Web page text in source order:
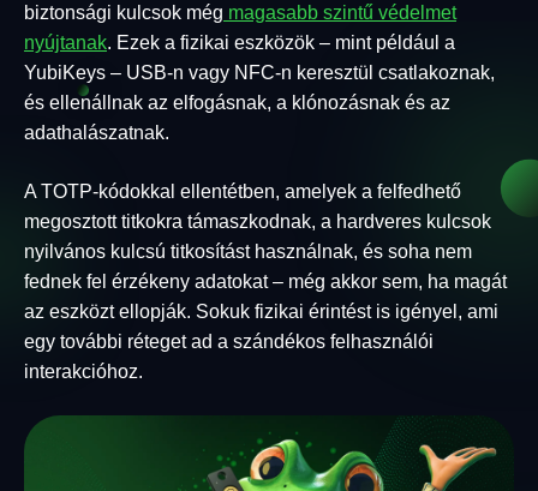
biztonsági kulcsok még magasabb szintű védelmet
nyújtanak. Ezek a fizikai eszközök – mint például a
YubiKeys – USB-n vagy NFC-n keresztül csatlakoznak,
és ellenállnak az elfogásnak, a klónozásnak és az
adathalászatnak.
A TOTP-kódokkal ellentétben, amelyek a felfedhető
megosztott titkokra támaszkodnak, a hardveres kulcsok
nyilvános kulcsú titkosítást használnak, és soha nem
fednek fel érzékeny adatokat – még akkor sem, ha magát
az eszközt ellopják. Sokuk fizikai érintést is igényel, ami
egy további réteget ad a szándékos felhasználói
interakcióhoz.